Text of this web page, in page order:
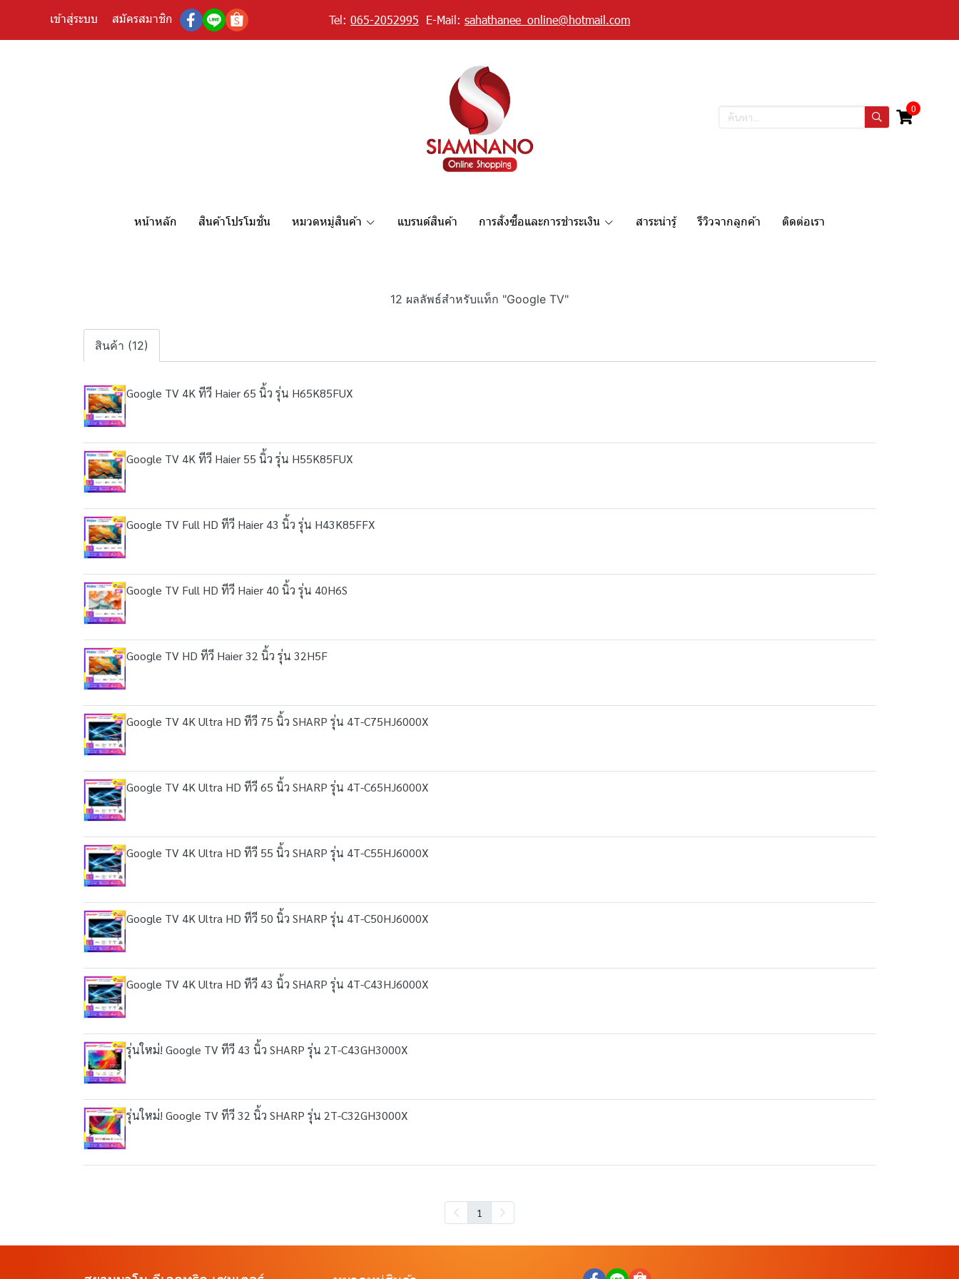
เข้าสู่ระบบ สมัครสมาชิก Tel: 065-2052995 E-Mail: sahathanee_online@hotmail.com
0
หน้าหลัก สินค้าโปรโมชั่น หมวดหมู่สินค้า แบรนด์สินค้า การสั่งซื้อและการชำระเงิน สาระน่ารู้ รีวิวจากลูกค้า ติดต่อเรา
12 ผลลัพธ์สำหรับแท็ก "Google TV"
สินค้า (12)
Google TV 4K ทีวี Haier 65 นิ้ว รุ่น H65K85FUX
Google TV 4K ทีวี Haier 55 นิ้ว รุ่น H55K85FUX
Google TV Full HD ทีวี Haier 43 นิ้ว รุ่น H43K85FFX
Google TV Full HD ทีวี Haier 40 นิ้ว รุ่น 40H6S
Google TV HD ทีวี Haier 32 นิ้ว รุ่น 32H5F
Google TV 4K Ultra HD ทีวี 75 นิ้ว SHARP รุ่น 4T-C75HJ6000X
Google TV 4K Ultra HD ทีวี 65 นิ้ว SHARP รุ่น 4T-C65HJ6000X
Google TV 4K Ultra HD ทีวี 55 นิ้ว SHARP รุ่น 4T-C55HJ6000X
Google TV 4K Ultra HD ทีวี 50 นิ้ว SHARP รุ่น 4T-C50HJ6000X
Google TV 4K Ultra HD ทีวี 43 นิ้ว SHARP รุ่น 4T-C43HJ6000X
รุ่นใหม่! Google TV ทีวี 43 นิ้ว SHARP รุ่น 2T-C43GH3000X
รุ่นใหม่! Google TV ทีวี 32 นิ้ว SHARP รุ่น 2T-C32GH3000X
1